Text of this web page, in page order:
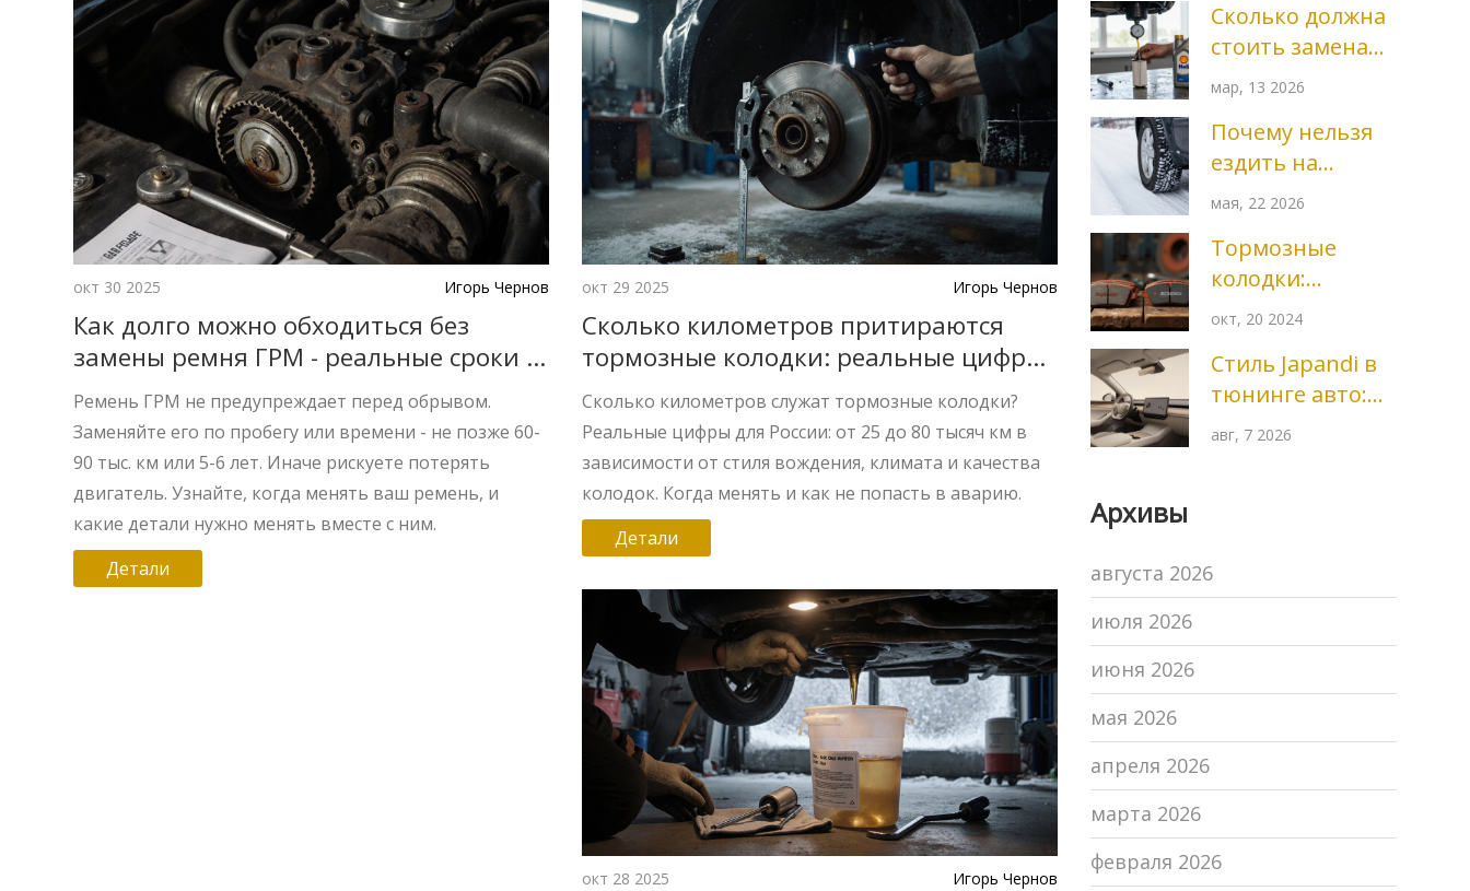
окт 30 2025 Игорь Чернов
Как долго можно обходиться без
замены ремня ГРМ - реальные сроки и
риски
Ремень ГРМ не предупреждает перед обрывом.
Заменяйте его по пробегу или времени - не позже 60-
90 тыс. км или 5-6 лет. Иначе рискуете потерять
двигатель. Узнайте, когда менять ваш ремень, и
какие детали нужно менять вместе с ним.
Детали
окт 29 2025 Игорь Чернов
Сколько километров притираются
тормозные колодки: реальные цифры
и когда менять
Сколько километров служат тормозные колодки?
Реальные цифры для России: от 25 до 80 тысяч км в
зависимости от стиля вождения, климата и качества
колодок. Когда менять и как не попасть в аварию.
Детали
окт 28 2025 Игорь Чернов
безопасно
Сколько должна
стоить замена
масла в
автомобиля
мар, 13 2026
Почему нельзя
ездить на
всесезонной
мифы и
реальность
мая, 22 2026
Тормозные
колодки:
Raybestos или
окт, 20 2024
Стиль Japandi в
тюнинге авто:
как создать
эстетики
авг, 7 2026
Архивы
августа 2026
июля 2026
июня 2026
мая 2026
апреля 2026
марта 2026
февраля 2026